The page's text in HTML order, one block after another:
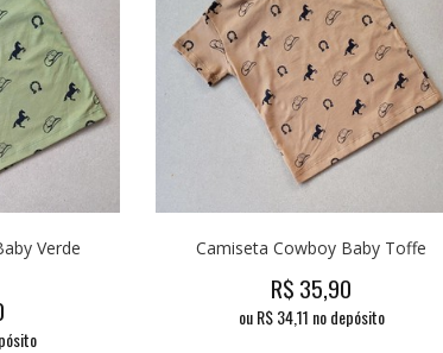
Verde
Camiseta Cowboy Baby Toffe
R$ 35,90
ou R$34,11 no depósito